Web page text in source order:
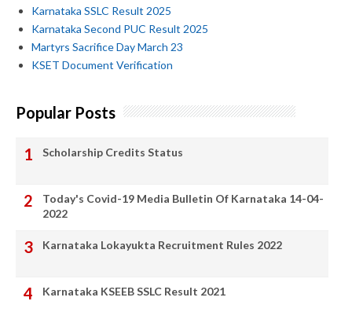
Karnataka SSLC Result 2025
Karnataka Second PUC Result 2025
Martyrs Sacrifice Day March 23
KSET Document Verification
Popular Posts
Scholarship Credits Status
Today's Covid-19 Media Bulletin Of Karnataka 14-04-
2022
Karnataka Lokayukta Recruitment Rules 2022
Karnataka KSEEB SSLC Result 2021